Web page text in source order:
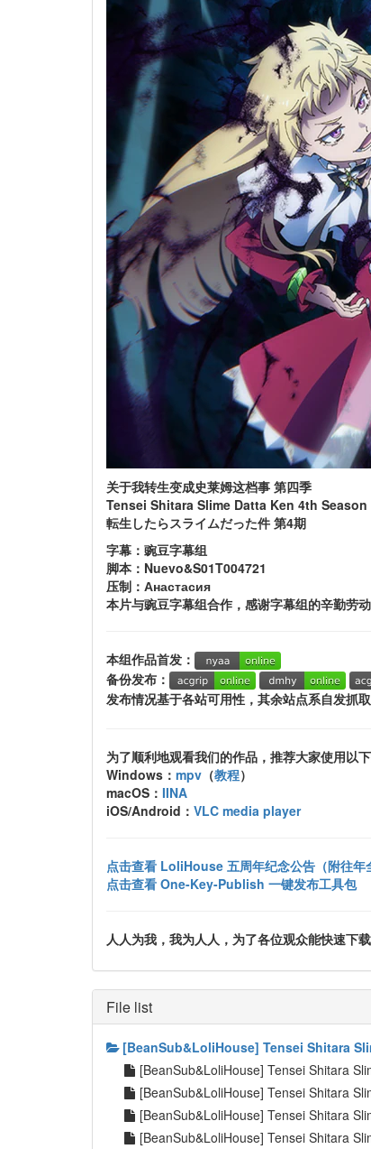
关于我转生变成史莱姆这档事 第四季
Tensei Shitara Slime Datta Ken 4th Season
転生したらスライムだった件 第4期
字幕：豌豆字幕组
脚本：Nuevo&S01T004721
压制：Анастасия
本片与豌豆字幕组合作，感谢字幕组的辛勤劳动
本组作品首发：
备份发布：
发布情况基于各站可用性，其余站点系自发抓
为了顺利地观看我们的作品，推荐大家使用以
Windows： mpv （教程）
macOS： IINA
iOS/Android： VLC media player
点击查看 LoliHouse 五周年纪念公告（附往年
点击查看 One-Key-Publish 一键发布工具包
人人为我，我为人人，为了各位观众能快速
File list
[BeanSub&LoliHouse] Tensei Shitara
[BeanSub&LoliHouse] Tensei Shitara
[BeanSub&LoliHouse] Tensei Shitara
[BeanSub&LoliHouse] Tensei Shitara
[BeanSub&LoliHouse] Tensei Shitara